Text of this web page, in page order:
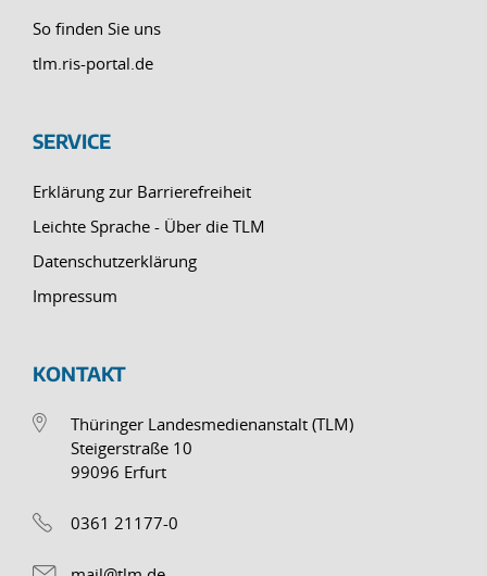
So finden Sie uns
tlm.ris-portal.de
SERVICE
Erklärung zur Barrierefreiheit
Leichte Sprache - Über die TLM
Datenschutzerklärung
Impressum
KONTAKT
Thüringer Landesmedienanstalt (TLM)
Steigerstraße 10
99096 Erfurt
0361 21177-0